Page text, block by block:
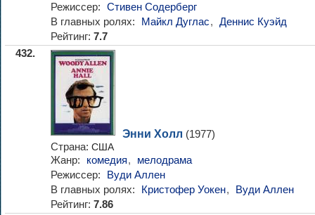
Режиссер: Стивен Содерберг
В главных ролях:
Майкл Дуглас, Деннис Куэйд
Рейтинг: 7.7
432.
Энни Холл (1977)
Страна: США
Жанр: комедия,
мелодрама
Режиссер:
Вуди Аллен
В главных ролях:
Кристофер Уокен,
Вуди Аллен
Рейтинг: 7.86